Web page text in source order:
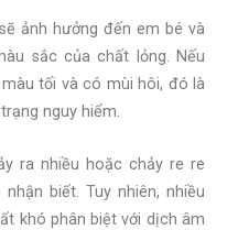
ảnh hưởng đến em bé và
sắc của chất lỏng. Nếu
tối và có mùi hôi, đó là
nguy hiểm.
ra nhiều hoặc chảy re re
biết. Tuy nhiên, nhiều
khó phân biệt với dịch âm